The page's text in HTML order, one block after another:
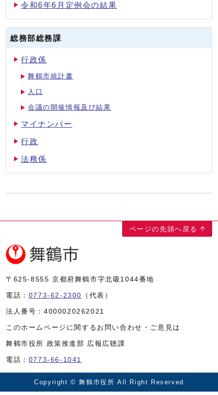
令和6年6月定例会の結果
総務部総務課
行政係
舞鶴市統計書
人口
会議の開催情報及び結果
マイナンバー
行政
法務係
ページの先頭へ戻る
〒625-8555 京都府舞鶴市字北吸1044番地
電話： 0773-62-2300 （代表）
法人番号： 4000020262021
このホームページに関するお問い合わせ・ご意見は
舞鶴市役所 政策推進部 広報広聴課
電話： 0773-66-1041
Copyright © 舞鶴市役所 All Right Reserved